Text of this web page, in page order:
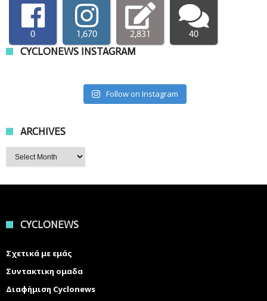
0 1,670 2,831 40
CYCLONEWS INSTAGRAM
Follow on Instagram
ARCHIVES
Archives
CYCLONEWS
Σχετικά με εμάς
Συντακτικη ομαδα
Διαφήμιση Cyclonews